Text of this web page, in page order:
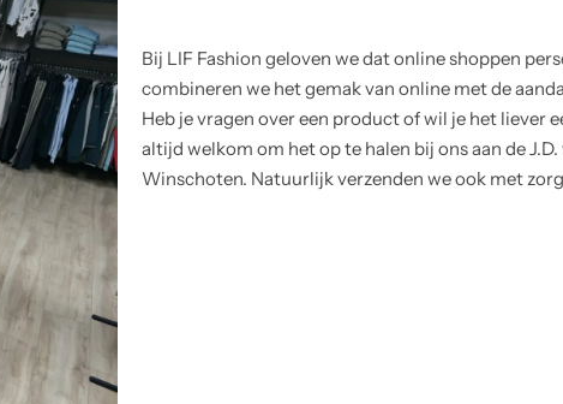
Bij LIF Fashion geloven we dat online shoppen
combineren we het gemak van online met de
Heb je vragen over een product of wil je het liever
altijd welkom om het op te halen bij ons aan de
Winschoten. Natuurlijk verzenden we ook met